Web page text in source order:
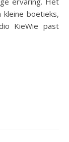
boetieks,
KieWie past